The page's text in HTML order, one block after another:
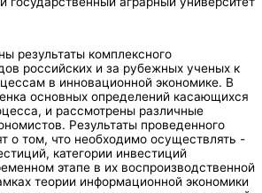
результаты комплексного
российских и за рубежных ученых к
в инновационной экономике. В
основных определений касающихся
и рассмотрены различные
Результаты проведенного
о том, что необходимо осуществлять -
категории инвестиций
этапе в их воспроизводственной
теории информационной экономики